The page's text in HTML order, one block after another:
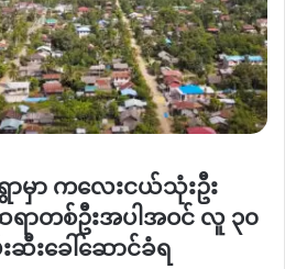
ရွာမှာ ကလေးငယ်သုံးဦး
ရာတစ်ဦးအပါအဝင် လူ ၃၀
ဆီးခေါ်ဆောင်ခံရ